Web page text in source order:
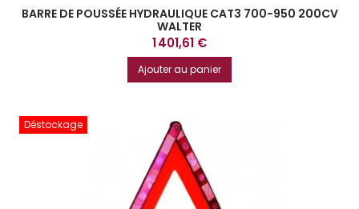
BARRE DE POUSSÉE HYDRAULIQUE CAT3 700-950 200CV
WALTER
Prix
1 401,61 €
Ajouter au panier
Déstockage